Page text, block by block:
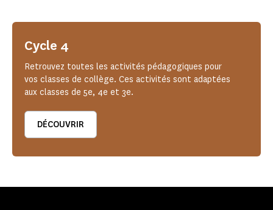
Cycle 4
Retrouvez toutes les activités pédagogiques pour
vos classes de collège. Ces activités sont adaptées
aux classes de 5e, 4e et 3e.
DÉCOUVRIR